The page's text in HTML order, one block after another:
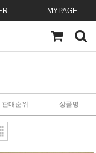
MYPAGE
판매순위 상품명